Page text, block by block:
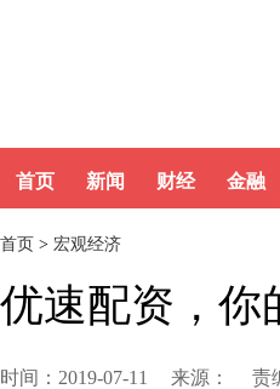
首页 新闻 财经 金融
首页 > 宏观经济
优速配资，你
时间：2019-07-11 来源： 责